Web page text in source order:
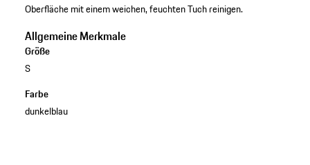
Oberfläche mit einem weichen, feuchten Tuch reinigen.
Allgemeine Merkmale
Größe
S
Farbe
dunkelblau